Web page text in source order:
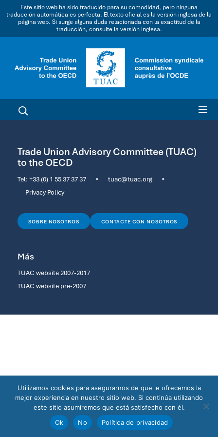
Este sitio web ha sido traducido para su comodidad, pero ninguna
traducción automática es perfecta. El texto oficial es la versión inglesa de la
página web. Si surge alguna duda relacionada con la exactitud de la
traducción, consulte la versión inglesa.
Trade Union Advisory Committee (TUAC)
to the OECD
Tel: +33 (0) 1 55 37 37 37 • tuac@tuac.org
•
Privacy Policy
SOBRE NOSOTROS CONTACTE CON NOSOTROS
Más
TUAC website 2007-2017
TUAC website pre-2007
Utilizamos cookies para asegurarnos de que le ofrecemos la
mejor experiencia en nuestro sitio web. Si continúa utilizando
este sitio asumiremos que está satisfecho con él.
Ok
No Política de privacidad